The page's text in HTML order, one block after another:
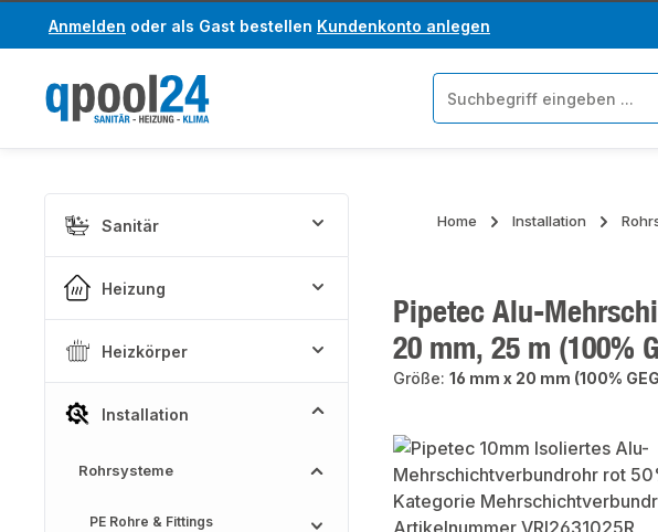
Hauptinhalt springen
Zur Suche springen
Anmelden oder als Gast bestellen Kundenkonto anlegen
Sanitär
Heizung
Heizkörper
Installation
Rohrsysteme
PE Rohre & Fittings
Home Installation
Pipetec Alu-
20 mm, 25 m (100%
Größe: 16 mm x 20 mm (100%
Bildergalerie überspringen